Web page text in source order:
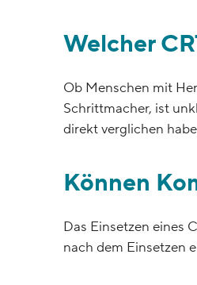
Welcher
Ob Menschen mit
Schrittmacher, ist
direkt verglichen
Können
Das Einsetzen eines
nach dem Einsetzen